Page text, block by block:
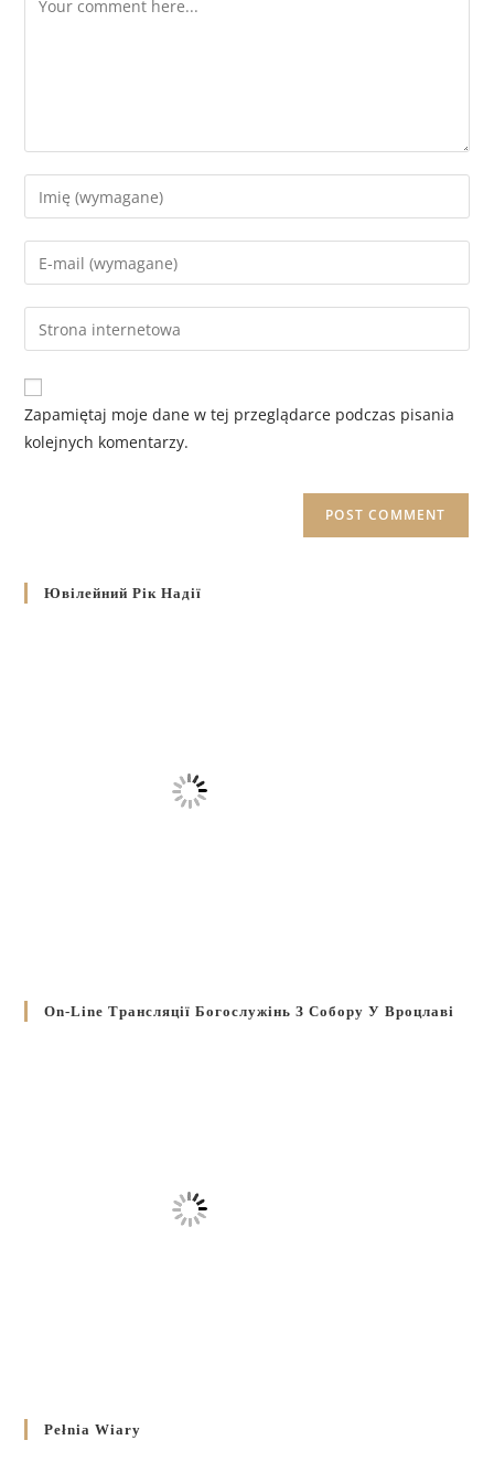
Zapamiętaj moje dane w tej przeglądarce podczas pisania
kolejnych komentarzy.
Ювілейний Рік Надії
On-Line Трансляції Богослужінь З Собору У Вроцлаві
Pełnia Wiary